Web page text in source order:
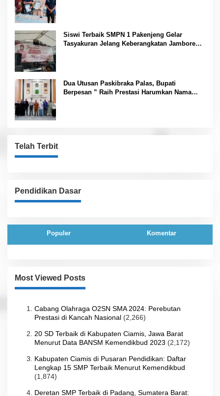
Siswi Terbaik SMPN 1 Pakenjeng Gelar
Tasyakuran Jelang Keberangkatan Jambore
Dua Utusan Paskibraka Palas, Bupati
Berpesan ” Raih Prestasi Harumkan Nama
Telah Terbit
Pendidikan Dasar
Populer Komentar
Most Viewed Posts
Cabang Olahraga O2SN SMA 2024: Perebutan
Prestasi di Kancah Nasional (2,266)
20 SD Terbaik di Kabupaten Ciamis, Jawa Barat
Menurut Data BANSM Kemendikbud 2023 (2,172)
Kabupaten Ciamis di Pusaran Pendidikan: Daftar
Lengkap 15 SMP Terbaik Menurut Kemendikbud
(1,874)
Deretan SMP Terbaik di Padang, Sumatera Barat: